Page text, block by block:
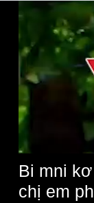
Bi mni
chị em